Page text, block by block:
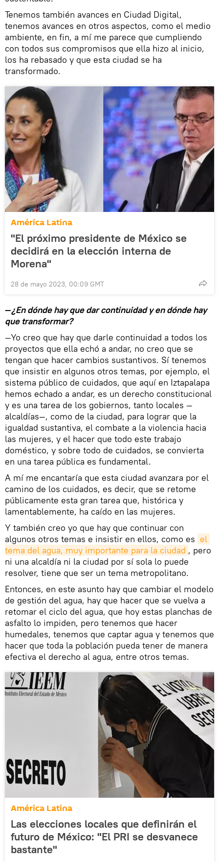
Tenemos también avances en Ciudad Digital,
tenemos avances en otros aspectos, como el medio
ambiente, en fin, a mí me parece que cumpliendo
con todos sus compromisos que ella hizo al inicio,
los ha rebasado y que esta ciudad se ha
transformado.
América Latina
"El próximo presidente de México se
decidirá en la elección interna de
Morena"
28 de mayo 2023, 00:09 GMT
—¿En dónde hay que dar continuidad y en dónde hay
que transformar?
—Yo creo que hay que darle continuidad a todos los
proyectos que ella echó a andar, no creo que se
tengan que hacer cambios sustantivos. Sí tenemos
que insistir en algunos otros temas, por ejemplo, el
sistema público de cuidados, que aquí en Iztapalapa
hemos echado a andar, es un derecho constitucional
y es una tarea de los gobiernos, tanto locales —
alcaldías—, como de la ciudad, para lograr que la
igualdad sustantiva, el combate a la violencia hacia
las mujeres, y el hacer que todo este trabajo
doméstico, y sobre todo de cuidados, se convierta
en una tarea pública es fundamental.
A mí me encantaría que esta ciudad avanzara por el
camino de los cuidados, es decir, que se retome
públicamente esta gran tarea que, histórica y
lamentablemente, ha caído en las mujeres.
Y también creo yo que hay que continuar con
algunos otros temas e insistir en ellos, como es el
tema del agua, muy importante para la ciudad , pero
ni una alcaldía ni la ciudad por sí sola lo puede
resolver, tiene que ser un tema metropolitano.
Entonces, en este asunto hay que cambiar el modelo
de gestión del agua, hay que hacer que se vuelva a
retomar el ciclo del agua, que hoy estas planchas de
asfalto lo impiden, pero tenemos que hacer
humedales, tenemos que captar agua y tenemos que
hacer que toda la población pueda tener de manera
efectiva el derecho al agua, entre otros temas.
América Latina
Las elecciones locales que definirán el
futuro de México: "El PRI se desvanece
bastante"